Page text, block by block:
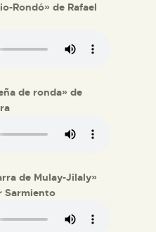
Rondó» de Rafael
de ronda» de
de Mulay-Jilaly»
Sarmiento